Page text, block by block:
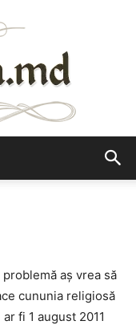
aş vrea să
cununia religiosă
fi 1 august 2011